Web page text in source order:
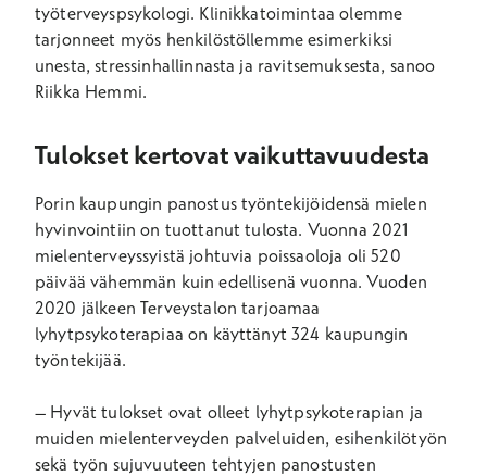
työterveyspsykologi. Klinikkatoimintaa olemme
tarjonneet myös henkilöstöllemme esimerkiksi
unesta, stressinhallinnasta ja ravitsemuksesta, sanoo
Riikka Hemmi.
Tulokset kertovat vaikuttavuudesta
Porin kaupungin panostus työntekijöidensä mielen
hyvinvointiin on tuottanut tulosta. Vuonna 2021
mielenterveyssyistä johtuvia poissaoloja oli 520
päivää vähemmän kuin edellisenä vuonna. Vuoden
2020 jälkeen Terveystalon tarjoamaa
lyhytpsykoterapiaa on käyttänyt 324 kaupungin
työntekijää.
– Hyvät tulokset ovat olleet lyhytpsykoterapian ja
muiden mielenterveyden palveluiden, esihenkilötyön
sekä työn sujuvuuteen tehtyjen panostusten